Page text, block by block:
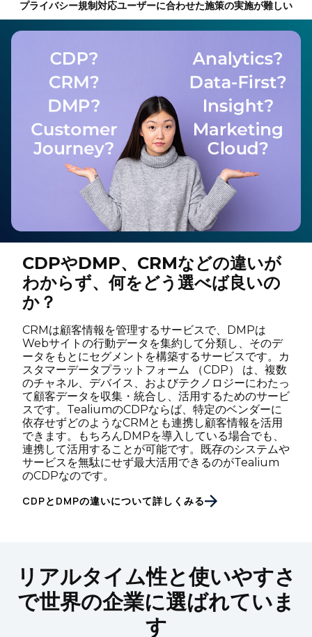
プライバシー規制対応ユーザーに合わせた施策の実施が難しい
CDPやDMP、CRMなどの違いが
わからず、何をどう選べば良いの
か？
CRMは顧客情報を管理するサービスで、DMPは
Webサイトの行動データを集約して分類し、そのデ
ータをもとにセグメントを構築するサービスです。カ
スタマーデータプラットフォーム （CDP） は、複数
のチャネル、デバイス、およびテクノロジーにわたっ
て顧客データを収集・統合し、活用するためのサービ
スです。TealiumのCDPならば、特定のベンダーに
依存せずどのようなCRMとも連携し顧客情報を活用
できます。もちろんDMPを導入している場合でも、
連携して活用することが可能です。既存のシステムや
サービスを無駄にせず最大活用できるのがTealium
のCDPなのです。
CDPとDMPの違いについて詳しくみる
リアルタイム性と使いやすさ
で世界の企業に選ばれていま
す